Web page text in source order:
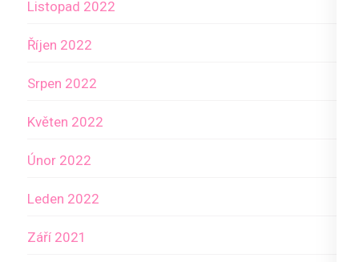
Listopad 2022
Říjen 2022
Srpen 2022
Květen 2022
Únor 2022
Leden 2022
Září 2021